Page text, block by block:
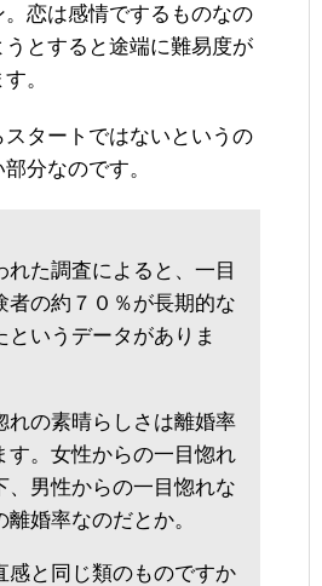
恋は感情でするものなの
とすると途端に難易度が
。
タートではないというの
分なのです。
れた調査によると、一目
者の約７０％が長期的な
というデータがありま
れの素晴らしさは離婚率
す。女性からの一目惚れ
、男性からの一目惚れな
婚率なのだとか。
感と同じ類のものですか